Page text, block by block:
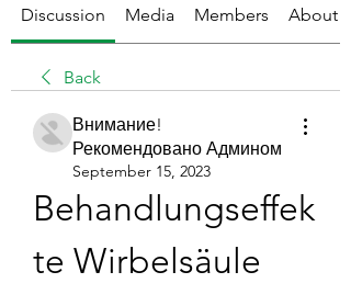
Discussion Media Members About
Back
Внимание!
Рекомендовано Админом
September 15, 2023
Behandlungseffek
te Wirbelsäule